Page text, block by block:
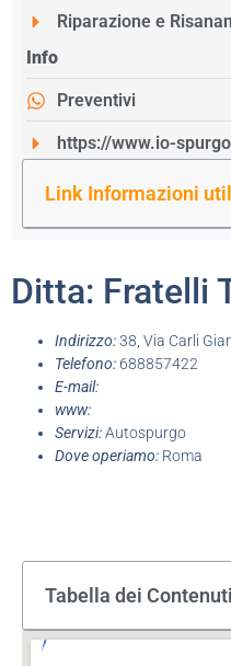
Riparazione e
Info
Preventivi
https://www.io-
Link Informazioni
Ditta: Fratelli
Indirizzo:38, Via Carli
Telefono: 688857422
E-mail:
www:
Servizi:Autospurgo
Dove operiamo: Roma
Tabella dei Contenuti